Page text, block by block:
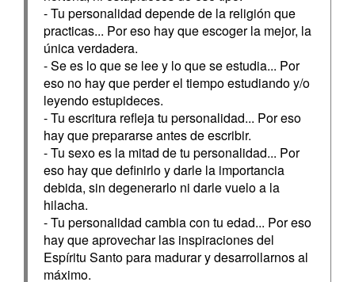
- Tu personalidad depende de la religión que
practicas... Por eso hay que escoger la mejor, la
única verdadera.
- Se es lo que se lee y lo que se estudia... Por
eso no hay que perder el tiempo estudiando y/o
leyendo estupideces.
- Tu escritura refleja tu personalidad... Por eso
hay que prepararse antes de escribir.
- Tu sexo es la mitad de tu personalidad... Por
eso hay que definirlo y darle la importancia
debida, sin degenerarlo ni darle vuelo a la
hilacha.
- Tu personalidad cambia con tu edad... Por eso
hay que aprovechar las inspiraciones del
Espíritu Santo para madurar y desarrollarnos al
máximo.